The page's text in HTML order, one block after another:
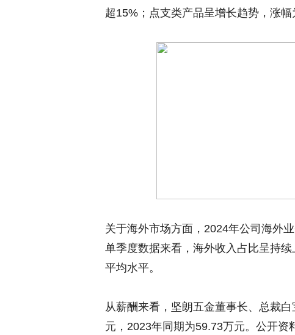
超15%；点支类产品呈增长趋势，涨幅
关于海外市场方面，2024年公司海外
单季度数据来看，海外收入占比呈持
平均水平。
从薪酬来看，坚朗五金董事长、总裁
元，2023年同期为59.73万元。公开